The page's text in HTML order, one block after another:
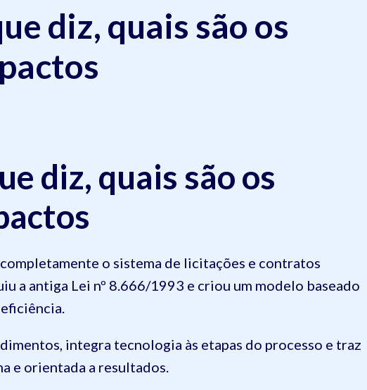
diz, quais são os
diz, quais são os
o sistema de licitações e contratos
a antiga Lei nº 8.666/1993 e criou um modelo baseado
integra tecnologia às etapas do processo e traz
e orientada a resultados.